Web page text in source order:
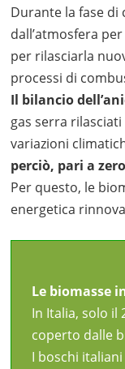
Durante la fase di
dall’atmosfera
per rilasciarla
processi di
Il bilancio
gas serra
variazioni
perciò, pari a zero
Per questo, le
energetica
Le biomasse
In Italia, solo il
coperto dalle
I boschi